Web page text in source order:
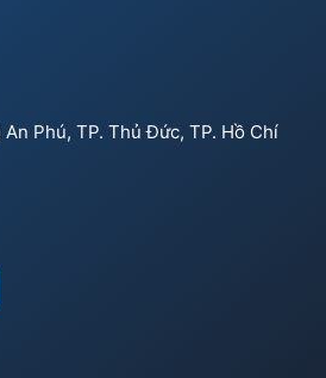
Phú, TP. Thủ Đức, TP. Hồ Chí